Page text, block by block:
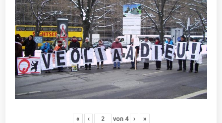
« ‹ von 4 › »